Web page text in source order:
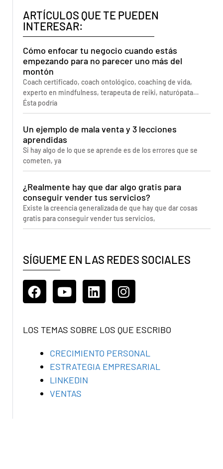
ARTÍCULOS QUE TE PUEDEN
INTERESAR:
Cómo enfocar tu negocio cuando estás
empezando para no parecer uno más del
montón
Coach certificado, coach ontológico, coaching de vida,
experto en mindfulness, terapeuta de reiki, naturópata…
Ésta podría
Un ejemplo de mala venta y 3 lecciones
aprendidas
Si hay algo de lo que se aprende es de los errores que se
cometen, ya
¿Realmente hay que dar algo gratis para
conseguir vender tus servicios?
Existe la creencia generalizada de que hay que dar cosas
gratis para conseguir vender tus servicios,
SÍGUEME EN LAS REDES SOCIALES
LOS TEMAS SOBRE LOS QUE ESCRIBO
CRECIMIENTO PERSONAL
ESTRATEGIA EMPRESARIAL
LINKEDIN
VENTAS